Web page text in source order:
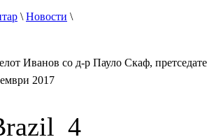
\Новости \
Иванов со д-р Пауло Скаф,
2017